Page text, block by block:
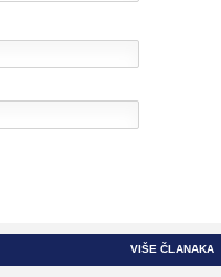
VIŠE ČLANAKA